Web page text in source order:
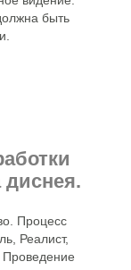
быть
диснея.
Процесс
Реалист,
Проведение